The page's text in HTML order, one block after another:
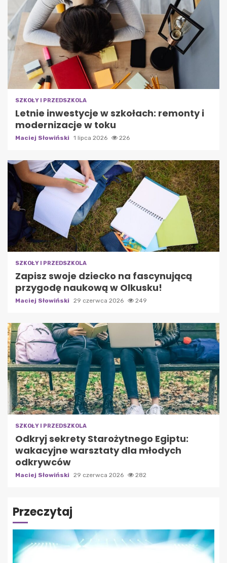
SZKOŁY I PRZEDSZKOLA
Letnie inwestycje w szkołach: remonty i
modernizacje w toku
Maciej Słowiński 1 lipca 2026 226
SZKOŁY I PRZEDSZKOLA
Zapisz swoje dziecko na fascynującą
przygodę naukową w Olkusku!
Maciej Słowiński 29 czerwca 2026 249
SZKOŁY I PRZEDSZKOLA
Odkryj sekrety Starożytnego Egiptu:
wakacyjne warsztaty dla młodych
odkrywców
Maciej Słowiński 29 czerwca 2026 282
Przeczytaj